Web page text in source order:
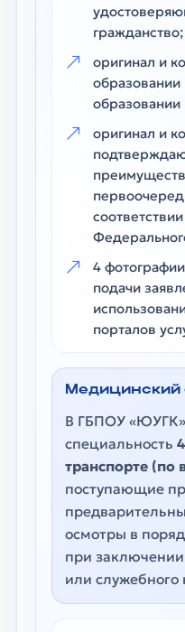
гражданство;
оригинал и
оригинал и
4
подачи
порталов
Медицинский
В ГБПОУ «ЮУГК»
специальность
транспорте (по
поступающие
осмотры в
при заключении
или служебного